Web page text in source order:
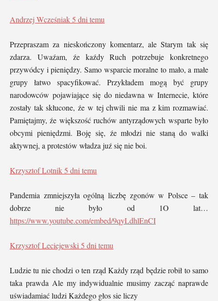
Andrzej Wcześniak5 dni temu
Przepraszam za nieskończony komentarz, ale Starym tak się
zdarza. Uwaźam, źe kaźdy Ruch potrzebuje konkretnego
przywódcy i pieniędzy. Samo wsparcie moralne to mało, a małe
grupy łatwo spacyfikować. Przykładem mogą być grupy
narodowców pojawiające się do niedawna w Internecie, które
zostały tak skłucone, źe w tej chwili nie ma z kim rozmawiać.
Pamiętajmy, źe większość ruchów antyrządowych wsparte było
obcymi pieniędzmi. Boję się, źe młodzi nie staną do walki
aktywnej, a protestów władza juź się nie boi.
Krzysztof Lotnik5 dni temu
Pandemia zmniejszyła ogólną liczbę zgonów w Polsce – tak
dobrze nie było od 1O lat…
https://www.youtube.com/embed/9qyLdhlEnCI
Krzysztof Leciejewski 5 dni temu
Ludzie tu nie chodzi o ten rząd Każdy rząd będzie robił to samo
taka prawda Ale my indywidualnie musimy zacząć naprawde
uświadamiać ludzi Każdego głos sie liczy